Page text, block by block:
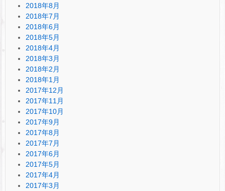
2018年8月
2018年7月
2018年6月
2018年5月
2018年4月
2018年3月
2018年2月
2018年1月
2017年12月
2017年11月
2017年10月
2017年9月
2017年8月
2017年7月
2017年6月
2017年5月
2017年4月
2017年3月